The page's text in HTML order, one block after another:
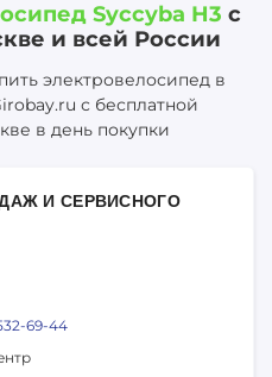
Syccyba H3 с
и всей России
электровелосипед в
с бесплатной
в день покупки
И СЕРВИСНОГО
69-44